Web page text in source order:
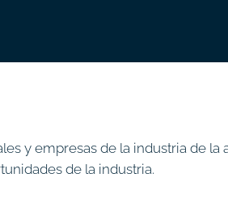
y empresas de la industria de
de la industria.